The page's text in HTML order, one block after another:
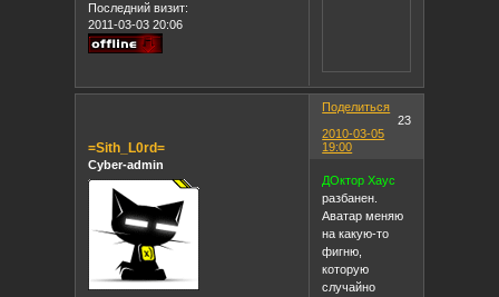
Последний визит:
2011-03-03 20:06
Поделиться
23
2010-03-05
19:00
=Sith_L0rd=
Cyber-admin
ДОктор Хаус
разбанен.
Аватар меняю
на какую-то
фигню,
которую
случайно